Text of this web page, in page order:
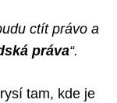
ctít právo a
práva“.
tam, kde je